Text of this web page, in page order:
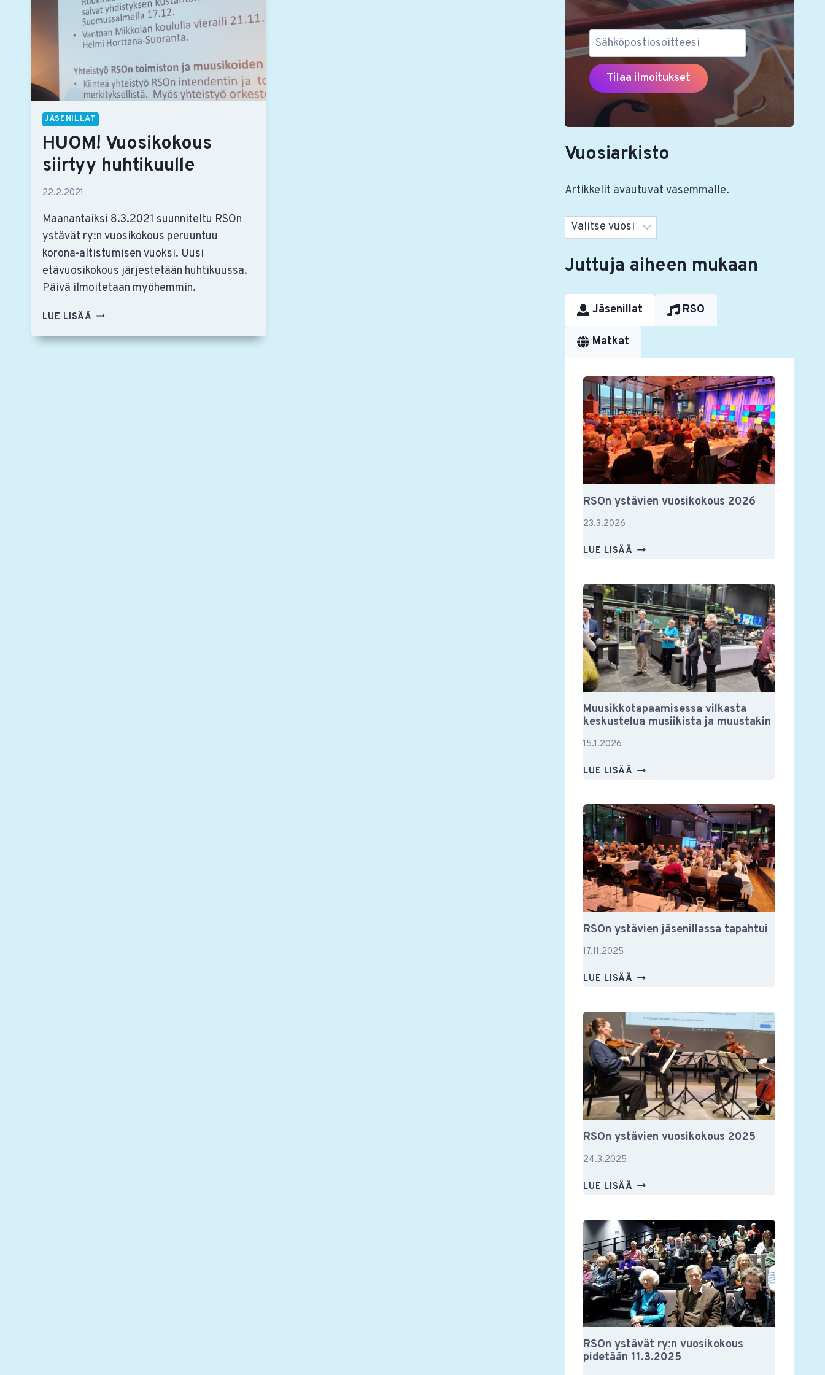
JÄSENILLAT
HUOM! Vuosikokous
siirtyy huhtikuulle
22.2.2021
Maanantaiksi 8.3.2021 suunniteltu RSOn
ystävät ry:n vuosikokous peruuntuu
korona-altistumisen vuoksi. Uusi
etävuosikokous järjestetään huhtikuussa.
Päivä ilmoitetaan myöhemmin.
LUE LISÄÄ HUOM!
SIIRTYY
Vuosiarkisto
Artikkelit avautuvat vasemmalle.
Arkistot
Juttuja aiheen mukaan
Jäsenillat RSO
Matkat
RSOn ystävien vuosikokous 2026
23.3.2026
LUE LISÄÄ RSON
2026
Muusikkotapaamisessa vilkasta
keskustelua musiikista ja muustakin
15.1.2026
LUE LISÄÄ MUUSIKKOTAPAAMISESSA
MUSIIKISTA
MUUSTAKIN
RSOn ystävien jäsenillassa tapahtui
17.11.2025
LUE LISÄÄ RSON
TAPAHTUI
RSOn ystävien vuosikokous 2025
24.3.2025
LUE LISÄÄ RSON
2025
RSOn ystävät ry:n vuosikokous
pidetään 11.3.2025